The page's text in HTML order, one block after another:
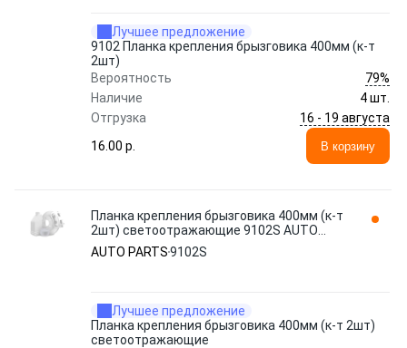
Лучшее предложение
9102 Планка крепления брызговика 400мм (к-т
2шт)
Вероятность
79%
Наличие
4 шт.
Отгрузка
16 - 19 августа
16.00 p.
В корзину
Планка крепления брызговика 400мм (к-т
2шт) светоотражающие 9102S AUTO
PARTS
AUTO PARTS9102S
Лучшее предложение
Планка крепления брызговика 400мм (к-т 2шт)
светоотражающие